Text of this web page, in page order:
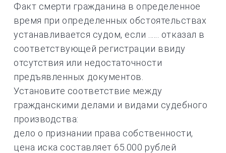
Факт смерти гражданина в определенное
время при определенных обстоятельствах
устанавливается судом, если ...... отказал в
соответствующей регистрации ввиду
отсутствия или недостаточности
предъявленных документов.
Установите соответствие между
гражданскими делами и видами судебного
производства:
дело о признании права собственности,
цена иска составляет 65.000 рублей